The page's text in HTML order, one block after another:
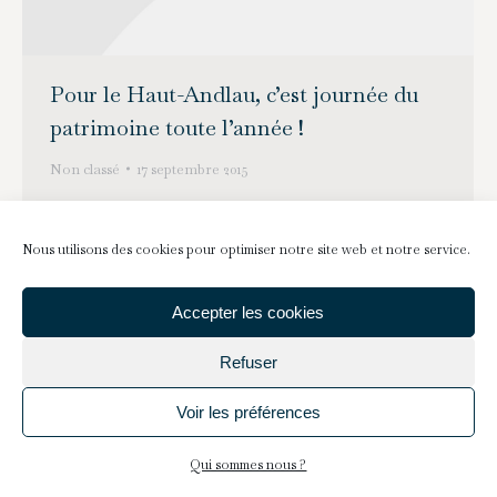
Nous utilisons des cookies pour optimiser notre site web et notre service.
Accepter les cookies
Refuser
Voir les préférences
Qui sommes nous ?
Pour le Haut-Andlau, c’est journée du
patrimoine toute l’année !
Non classé 17 septembre 2015
fréquenter des monuments fermés au public le
sites payants. Pour le Haut-Andlau, c’est journée
du patrimoine toute l’année ! Cependant ce
samedi 19 septembre nous serons au château
pour une journée d’entretien et prêts à parler de